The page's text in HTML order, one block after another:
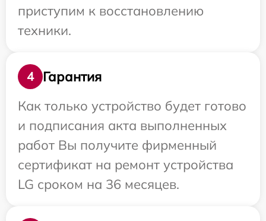
приступим к восстановлению
техники.
4
Гарантия
Как только устройство будет готово
и подписания акта выполненных
работ Вы получите фирменный
сертификат на ремонт устройства
LG сроком на 36 месяцев.